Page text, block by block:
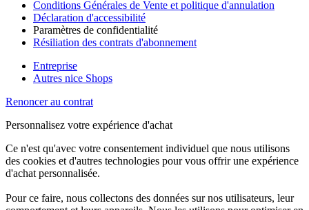
Conditions Générales de Vente et politique d'annulation
Déclaration d'accessibilité
Paramètres de confidentialité
Résiliation des contrats d'abonnement
Entreprise
Autres nice Shops
Renoncer au contrat
Personnalisez votre expérience d'achat
Ce n'est qu'avec votre consentement individuel que nous utilisons
des cookies et d'autres technologies pour vous offrir une expérience
d'achat personnalisée.
Pour ce faire, nous collectons des données sur nos utilisateurs, leur